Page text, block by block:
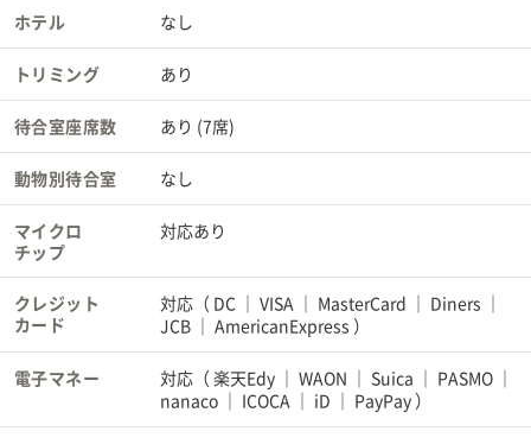
ホテル なし
トリミング あり
待合室座席数 あり (7席)
動物別待合室 なし
マイクロ
チップ
対応あり
クレジット
カード
対応（ DC VISA MasterCard
Diners
JCB
AmericanExpress ）
電子マネー 対応（楽天Edy WAON Suica
PASMO
nanaco
ICOCA iD PayPay）